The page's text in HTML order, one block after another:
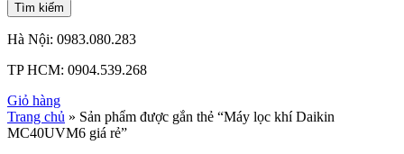
Tìm kiếm
Hà Nội: 0983.080.283
TP HCM: 0904.539.268
Giỏ hàng
Trang chủ » Sản phẩm được gắn thẻ “Máy lọc khí Daikin
MC40UVM6 giá rẻ”